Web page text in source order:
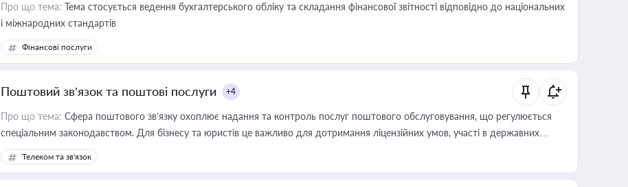
Про що тема: Тема стосується ведення бухгалтерського обліку та складання фінансової звітності відповідно до національних
і міжнародних стандартів
Фінансові послуги
Поштовий зв’язок та поштові послуги +4
Про що тема: Сфера поштового зв’язку охоплює надання та контроль послуг поштового обслуговування, що регулюється
спеціальним законодавством. Для бізнесу та юристів це важливо для дотримання ліцензійних умов, участі в державних
реєстрах і забезпечення прав споживачів.
Телеком та зв'язок